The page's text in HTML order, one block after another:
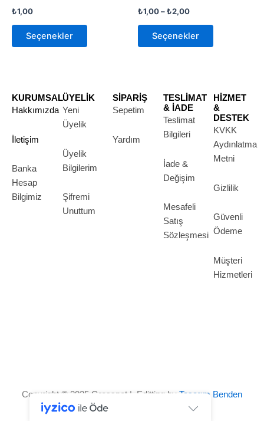
₺1,00
Seçenekler
Seçenekler
₺1,00–₺2,00
Seçenekler
Seçenekler
KURUMSAL
Hakkımızda
İletişim
Banka
Hesap
Bilgimiz
ÜYELİK
Yeni
Üyelik
Üyelik
Bilgilerim
Şifremi
Unuttum
SİPARİŞ
Sepetim
Yardım
TESLİMAT
& İADE
Teslimat
Bilgileri
İade &
Değişim
Mesafeli
Satış
Sözleşmesi
HİZMET
&
DESTEK
KVKK
Aydınlatma
Metni
Gizlilik
Güvenli
Ödeme
Müşteri
Hizmetleri
Copyright © 2025 Grosspot | Editting by Tasarım Benden